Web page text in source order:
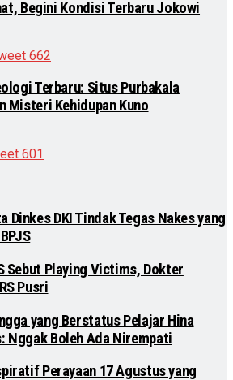
Begini Kondisi Terbaru Jokowi
662
Terbaru: Situs Purbakala
Misteri Kehidupan Kuno
601
Dinkes DKI Tindak Tegas Nakes yang
Sebut Playing Victims, Dokter
Pusri
yang Berstatus Pelajar Hina
Nggak Boleh Ada Nirempati
Perayaan 17 Agustus yang